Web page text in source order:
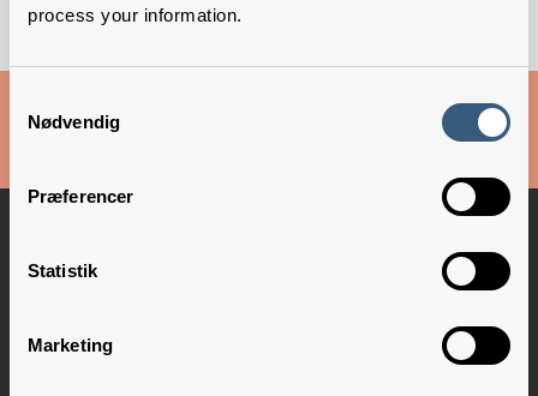
process your information.
Nødvendig
Præferencer
Statistik
Marketing